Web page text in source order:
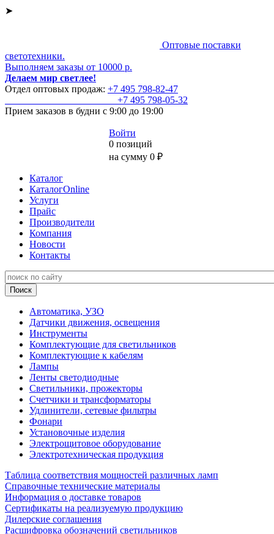
➤
Оптовые поставки
светотехники.
Выполняем заказы от 10000 р.
Делаем мир светлее!
Отдел оптовых продаж: +7 495 798-82-47
+7 495 798-05-32
Прием заказов в будни с 9:00 до 19:00
Войти
0 позиций
на сумму 0 ₽
Каталог
КаталогOnline
Услуги
Прайс
Производители
Компания
Новости
Контакты
Автоматика, УЗО
Датчики движения, освещения
Инструменты
Комплектующие для светильников
Комплектующие к кабелям
Лампы
Ленты светодиодные
Светильники, прожекторы
Счетчики и трансформаторы
Удлинители, сетевые фильтры
Фонари
Установочные изделия
Электрощитовое оборудование
Электротехническая продукция
Таблица соответствия мощностей различных ламп
Справочные технические материалы
Информация о доставке товаров
Сертификаты на реализуемую продукцию
Дилерские соглашения
Расшифровка обозначений светильников